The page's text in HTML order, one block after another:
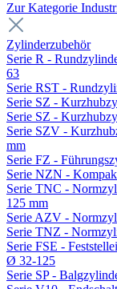
Zur Kategorie
Zylinderzubehör
Serie R -
63
Serie RST -
Serie SZ -
Serie SZ -
Serie SZV -
mm
Serie FZ -
Serie NZN -
Serie TNC -
125 mm
Serie AZV -
Serie TNZ -
Serie FSE -
Ø 32-125
Serie SP -